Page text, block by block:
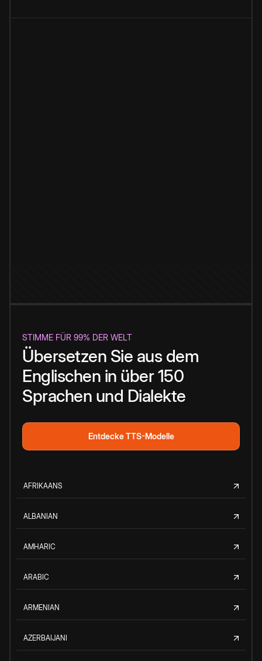
STIMME FÜR 99% DER WELT
Übersetzen Sie aus dem
Englischen in über 150
Sprachen und Dialekte
Entdecke TTS-Modelle
AFRIKAANS
ALBANIAN
AMHARIC
ARABIC
ARMENIAN
AZERBAIJANI